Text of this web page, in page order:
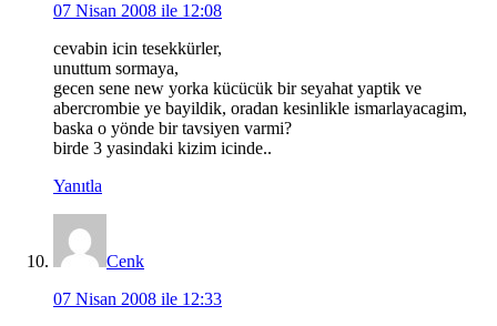
07 Nisan 2008 ile 12:08
cevabin icin tesekkürler,
unuttum sormaya,
gecen sene new yorka kücücük bir seyahat yaptik ve
abercrombie ye bayildik, oradan kesinlikle ismarlayacagim,
baska o yönde bir tavsiyen varmi?
birde 3 yasindaki kizim icinde..
Yanıtla
Cenk
07 Nisan 2008 ile 12:33